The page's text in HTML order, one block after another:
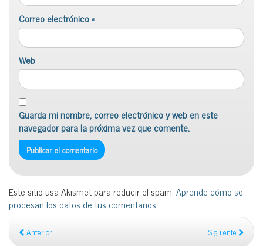
Correo electrónico*
Web
Guarda mi nombre, correo electrónico y web en este
navegador para la próxima vez que comente.
Este sitio usa Akismet para reducir el spam.Aprende cómo se
procesan los datos de tus comentarios.
Anterior Siguiente